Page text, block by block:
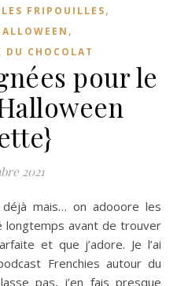
FRIPOUILLES,
,
DU CHOCOLAT
pour le
2021
longtemps avant de trouver
et que j’adore. Je l’ai
Frenchies autour du
pas, j’en fais presque